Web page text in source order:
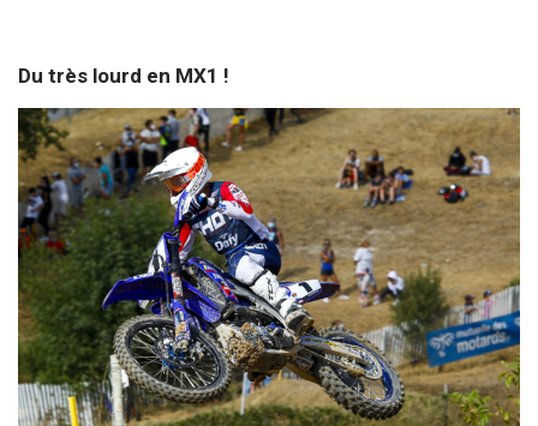
Du très lourd en MX1 !